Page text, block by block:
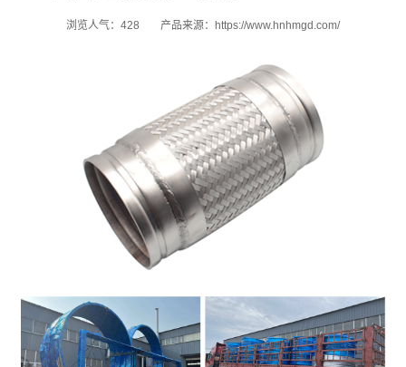
浏览人气：428 产品来源： https://www.hnhmgd.com/